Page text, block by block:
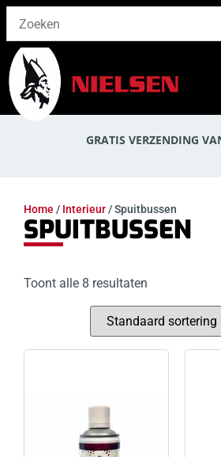
GRATIS VERZENDING
Home / Interieur / Spuitbussen
SPUITBUSSEN
Toont alle 8 resultaten